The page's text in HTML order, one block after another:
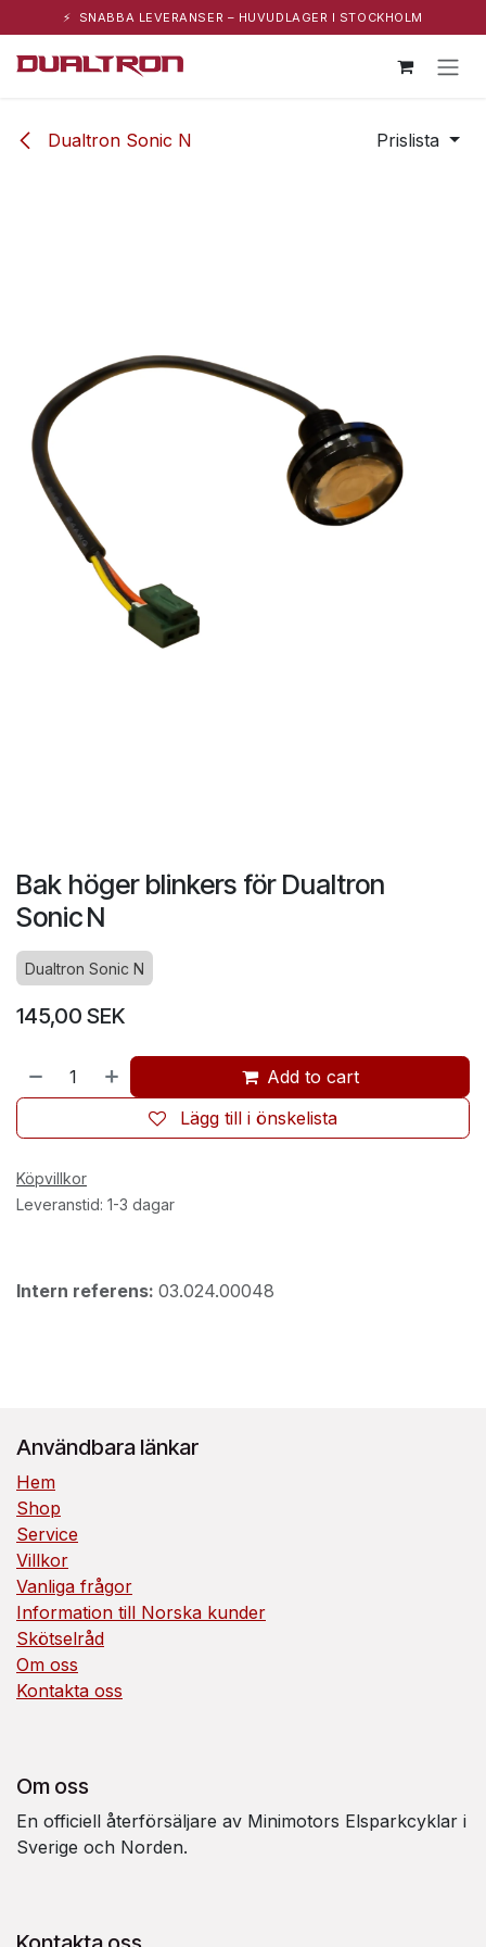
⚡ SNABBA LEVERANSER – HUVUDLAGER I STOCKHOLM
Dualtron Sonic N Prislista
Bak höger blinkers för Dualtron
Sonic N
Dualtron Sonic N
145,00 SEK
Add to cart
Lägg till i önskelista
Köpvillkor
Leveranstid: 1-3 dagar
Intern referens: 03.024.00048
Användbara länkar
Hem
Shop
Service
Villkor
Vanliga frågor
Information till Norska kunder
Skötselråd
Om oss
Kontakta oss
Om oss
En officiell återförsäljare av Minimotors Elsparkcyklar i
Sverige och Norden.